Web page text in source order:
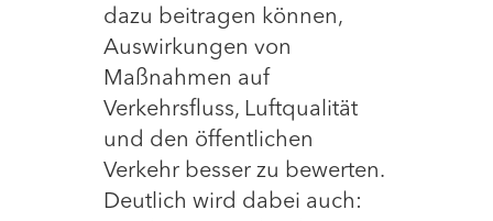
dazu beitragen können,
Auswirkungen von
Maßnahmen auf
Verkehrsfluss, Luftqualität
und den öffentlichen
Verkehr besser zu bewerten.
Deutlich wird dabei auch: